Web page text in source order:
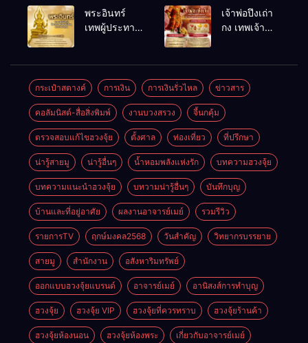
เคล็ดลับปรับ
ดวง ปรับร้าน
ให้ลูกค้าแน่น
พลังชีวิต
พระอินทร์
เทพผู้ประทาน
เจ้าพ่อปึงเถ่า
กง เทพเจ้า
กระเป๋าสตางค์ การเงิน การเงินรั่วไหล ข่าวสาร
คอลัมนิสต์-สื่อสิ่งพิมพ์ งานบวงสรวง จี้นกคุ้ม
ตรวจสอบแก้ไขฮวงจุ้ย ตั้งศาล ท่องเที่ยว ที่ปรึกษา
น่ารู้สายมู น่ารู้อื่นๆ น้ำหอมพลังแห่งรัก บทความฮวงจุ้ย
บทความแนะนำฮวงจุ้ย บทวามน่ารู้อื่นๆ บันทึกบุญ
บ้านและที่อยู่อาศัย ผลงานอาจารย์เมย์ รวมรีวิว
รายการTV ฤกษ์มงคล2568 วันสำคัญ วิทยากรบรรยาย
สายมู สำนักงาน อสังหาริมทรัพย์
ออกแบบฮวงจุ้ยแบรนด์ อาจารย์เมย์ อานิสงส์การทำบุญ
ฮวงจุ้ย ฮวงจุ้ย VIP ฮวงจุ้ยที่ควรทราบ ฮวงจุ้ยร้านค้า
ฮวงจุ้ยห้องนอน ฮวงจุ้ยห้องพระ เกี่ยวกับอาจารย์เมย์